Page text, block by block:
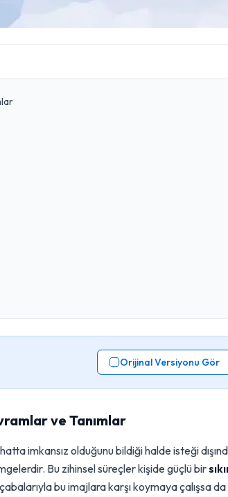
Orijinal Versiyonu Gör
ve Tanımlar
imkansız olduğunu bildiği halde isteği
Bu zihinsel süreçler kişide güçlü bir
bu imajlara karşı koymaya çalışsa da